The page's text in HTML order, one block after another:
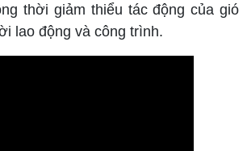
thời giảm thiểu tác động của gió
lao động và công trình.